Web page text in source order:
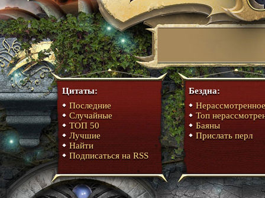
Цитаты:
Последние
Случайные
ТОП 50
Лучшие
Найти
Подписаться на RSS
Бездна:
Нерассмотренное
Топ
Баяны
Прислать перл